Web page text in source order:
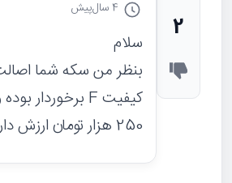
2
4 سال پیش
سلام
بنظر من سکه شما
250 هزار تومان ارزش دارد